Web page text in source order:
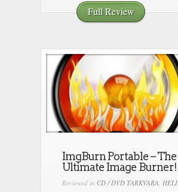
Full Review
ImgBurn Portable – The
Ultimate Image Burner!
Reviewed in CD / DVD TARKVARA, HELI